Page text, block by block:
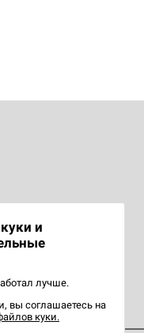
и
лучше.
вы соглашаетесь на
куки.